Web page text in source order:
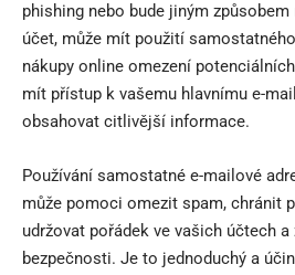
phishing nebo bude jiným
účet, může mít použití
nákupy online omezení
mít přístup k vašemu hlavnímu e-
obsahovat citlivější informace.
Používání samostatné e-mailové
může pomoci omezit spam, chránit
udržovat pořádek ve vašich účtech
bezpečnosti. Je to jednoduchý a